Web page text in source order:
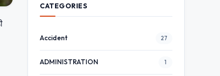
CATEGORIES
Accident 27
ADMINISTRATION 1